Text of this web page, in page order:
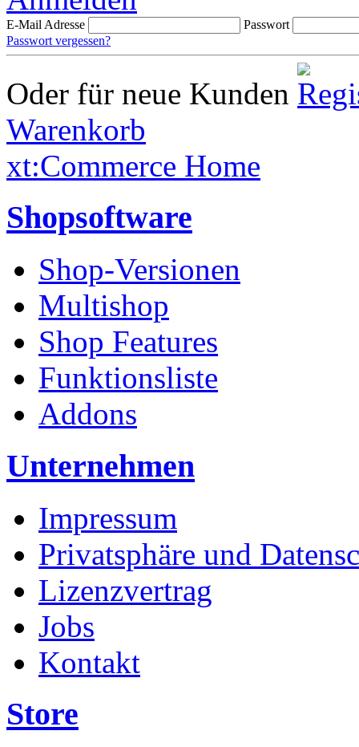
E-Mail Adresse
Passwort
Passwort vergessen?
Oder für neue Kunden
Warenkorb
xt:Commerce Home
Shopsoftware
Shop-Versionen
Multishop
Shop Features
Funktionsliste
Addons
Unternehmen
Impressum
Privatsphäre und
Lizenzvertrag
Jobs
Kontakt
Store